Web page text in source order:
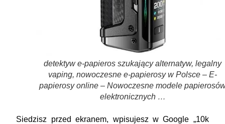
detektyw e-papieros szukający alternatyw, legalny
vaping, nowoczesne e-papierosy w Polsce – E-
papierosy online – Nowoczesne modele
elektronicznych …
Siedzisz przed ekranem, wpisujesz w Google „10k